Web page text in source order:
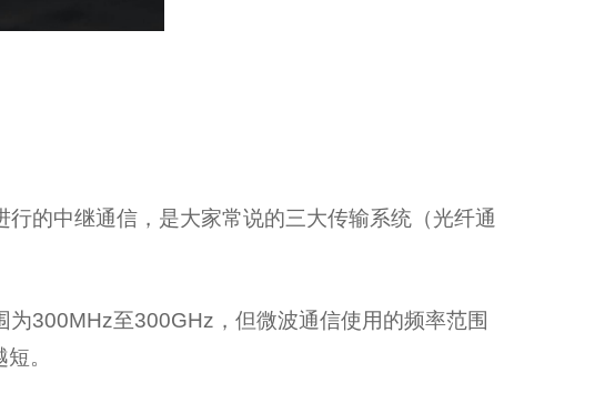
的中继通信，是大家常说的三大传输系统（光纤通
300MHz至300GHz，但微波通信使用的频率范围
。